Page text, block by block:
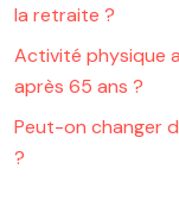
la retraite ?
Activité physique
après 65 ans ?
Peut-on changer
?